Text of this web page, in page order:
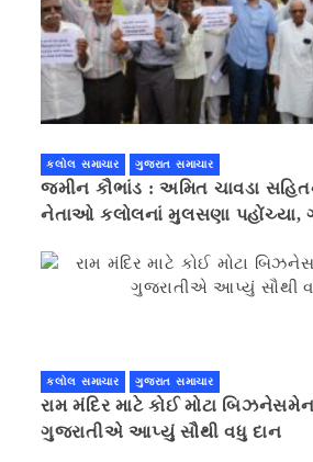
કલોલ સમાચાર ગુજરાત સમાચાર
જમીન કૌભાંડ : અમિત ચાવડા
નેતાઓ કલોલનાં મુલસણા પહોંચ્યા,
કલોલ સમાચાર ગુજરાત સમાચાર
રામ મંદિર માટે કોઈ મોટા
ગુજરાતીએ આપ્યું સૌથી વધુ દાન